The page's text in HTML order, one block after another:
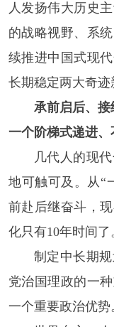
人发扬伟大历史
的战略视野、系
续推进中国式现
长期稳定两大奇迹
承前启后、
一个阶梯式递进
几代人的现
地可触可及。从“
前赴后继奋斗，
化只有10年时间了
制定中长期
党治国理政的一
一个重要政治优势